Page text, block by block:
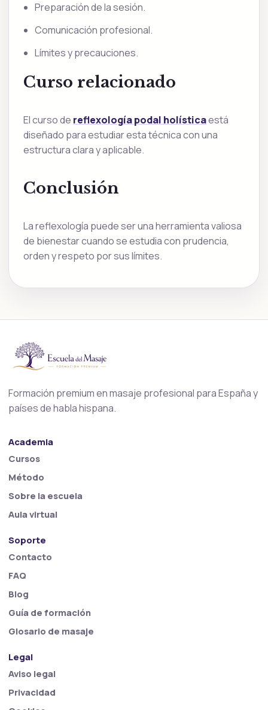
Preparación de la sesión.
Comunicación profesional.
Límites y precauciones.
Curso relacionado
El curso de reflexología podal holísticaestá
diseñado para estudiar esta técnica con una
estructura clara y aplicable.
Conclusión
La reflexología puede ser una herramienta valiosa
de bienestar cuando se estudia con prudencia,
orden y respeto por sus límites.
Formación premium en masaje profesional para España y
países de habla hispana.
Academia
Cursos
Método
Sobre la escuela
Aula virtual
Soporte
Contacto
FAQ
Blog
Guía de formación
Glosario de masaje
Legal
Aviso legal
Privacidad